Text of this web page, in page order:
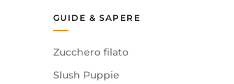
GUIDE & SAPERE
Zucchero filato
Slush Puppie